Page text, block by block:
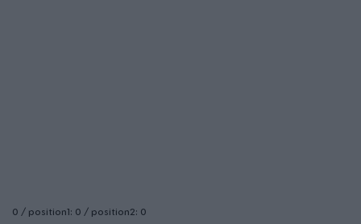
0 / position1: 0 / position2: 0